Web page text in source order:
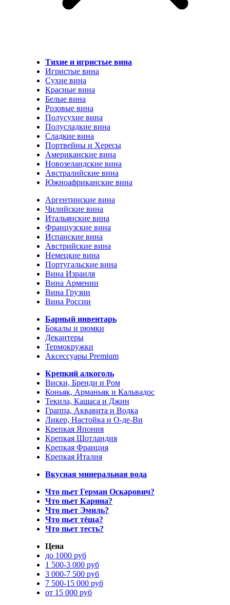
Тихие и игристые вина
Игристые вина
Сухие вина
Красные вина
Белые вина
Розовые вина
Полусухие вина
Полусладкие вина
Сладкие вина
Портвейны и Хересы
Американские вина
Новозеландские вина
Австралийские вина
Южноафриканские вина
Аргентинские вина
Чилийские вина
Итальянские вина
Французские вина
Испанские вина
Австрийские вина
Немецкие вина
Португальские вина
Вина Израиля
Вина Армении
Вина Грузии
Вина России
Барный инвентарь
Бокалы и рюмки
Декантеры
Термокружки
Аксессуары Premium
Крепкий алкоголь
Виски, Бренди и Ром
Коньяк, Арманьяк и Кальвадос
Текила, Кашаса и Джин
Граппа, Аквавита и Водка
Ликер, Настойка и О-де-Ви
Крепкая Япония
Крепкая Шотландия
Крепкая Франция
Крепкая Италия
Вкусная минеральная вода
Что пьет Герман Оскарович?
Что пьет Карина?
Что пьет Эмиль?
Что пьет тёща?
Что пьет тесть?
Цена
до 1000 руб
1 500-3 000 руб
3 000-7 500 руб
7 500-15 000 руб
от 15 000 руб